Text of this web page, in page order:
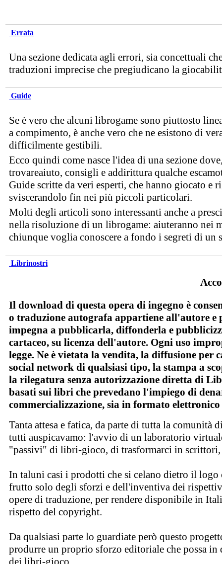
Errata
Una sezione dedicata agli errori, sia concettuali
traduzioni imprecise che pregiudicano la
Guide
Se è vero che alcuni librogame sono piuttosto
a compimento, è anche vero che ne esistono di
difficilmente gestibili.
Ecco quindi come nasce l'idea di una sezione
trovareaiuto, consigli e addirittura qualche
Guide scritte da veri esperti, che hanno giocato e
sviscerandolo fin nei più piccoli particolari.
Molti degli articoli sono interessanti anche a
nella risoluzione di un librogame: aiuteranno nei
chiunque voglia conoscere a fondo i segreti di un
Librinostri
Il download di questa opera di ingegno è
o traduzione autografa appartiene all'autore e
impegna a pubblicarla, diffonderla e
cartaceo, su licenza dell'autore. Ogni uso
legge. Ne è vietata la vendita, la diffusione
social network di qualsiasi tipo, la stampa a
la rilegatura senza autorizzazione diretta di
basati sui libri che prevedano l'impiego di
commercializzazione, sia in formato elettronico
Tanta attesa e fatica, da parte di tutta la
tutti auspicavamo: l'avvio di un laboratorio
"passivi" di libri-gioco, di trasformarci in
In taluni casi i prodotti che si celano dietro il
frutto solo degli sforzi e dell'inventiva dei
opere di traduzione, per rendere disponibile in
rispetto del copyright.
Da qualsiasi parte lo guardiate però questo
produrre un proprio sforzo editoriale che possa
dei libri-gioco.